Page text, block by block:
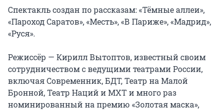
Спектакль создан по рассказам: «Тёмные аллеи»,
«Пароход Саратов», «Месть», «В Париже», «Мадрид»,
«Руся».
Режиссёр — Кирилл Вытоптов, известный своим
сотрудничеством с ведущими театрами России,
включая Современник, БДТ, Театр на Малой
Бронной, Театр Наций и МХТ и много раз
номинированный на премию «Золотая маска»,